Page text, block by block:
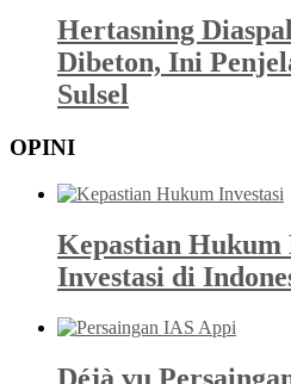
Hertasning
Dibeton, Ini
Sulsel
OPINI
Kepastian Hukum
Investasi di
Déjà vu